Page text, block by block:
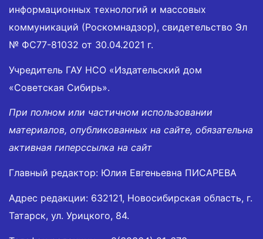
информационных технологий и массовых
коммуникаций (Роскомнадзор), свидетельство Эл
№ ФС77-81032 от 30.04.2021 г.
Учредитель ГАУ НСО «Издательский дом
«Советская Сибирь».
При полном или частичном использовании
материалов, опубликованных на сайте, обязательна
активная гиперссылка на сайт
Главный редактор: Юлия Евгеньевна ПИСАРЕВА
Адрес редакции: 632121, Новосибирская область, г.
Татарск, ул. Урицкого, 84.